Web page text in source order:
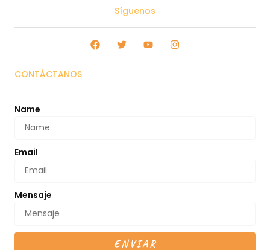
Síguenos
CONTÁCTANOS
Name
Email
Mensaje
ENVIAR